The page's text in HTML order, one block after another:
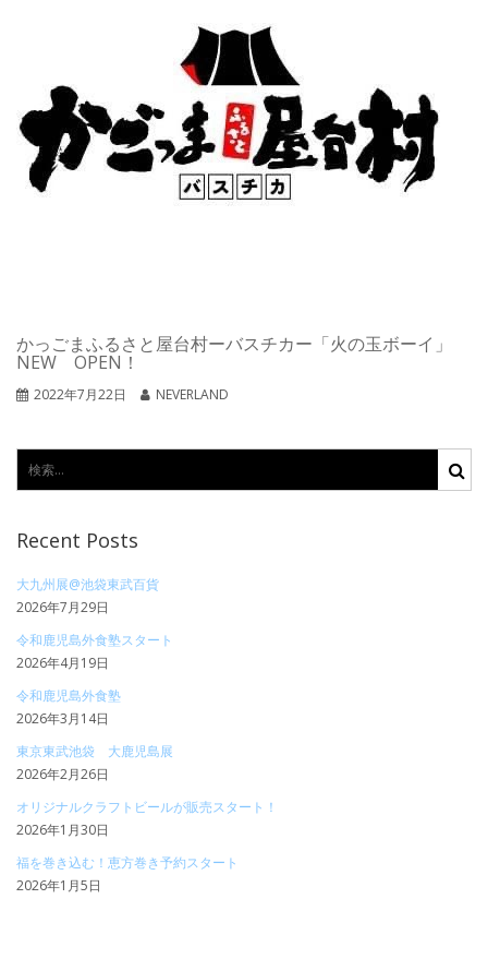
かっごまふるさと屋台村ーバスチカー「火の玉ボーイ」
NEW OPEN！
2022年7月22日 NEVERLAND
Recent Posts
大九州展@池袋東武百貨
2026年7月29日
令和鹿児島外食塾スタート
2026年4月19日
令和鹿児島外食塾
2026年3月14日
東京東武池袋 大鹿児島展
2026年2月26日
オリジナルクラフトビールが販売スタート！
2026年1月30日
福を巻き込む！恵方巻き予約スタート
2026年1月5日